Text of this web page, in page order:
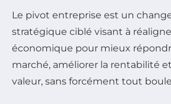
Le pivot entreprise est un
stratégique ciblé visant à
économique pour mieux
marché, améliorer la rentabilité
valeur, sans forcément tout